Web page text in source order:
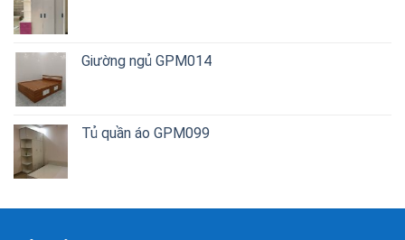
Giường ngủ GPM014
Tủ quần áo GPM099